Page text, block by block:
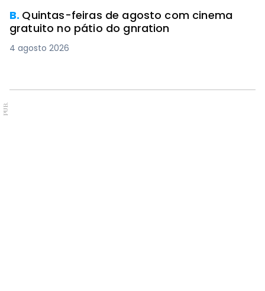
B. Quintas-feiras de agosto com cinema
gratuito no pátio do gnration
4 agosto 2026
PUB.